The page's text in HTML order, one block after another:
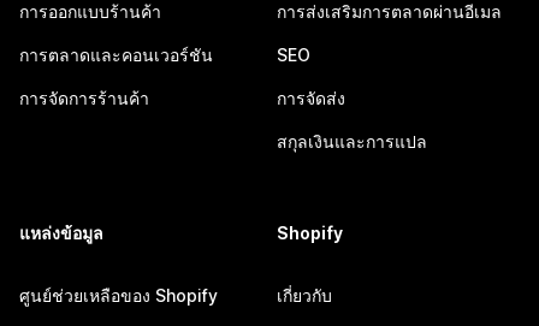
การออกแบบร้านค้า
การตลาดและคอนเวอร์ชัน
การจัดการร้านค้า
การส่งเสริมการตลาดผ่านอีเมล
SEO
การจัดส่ง
สกุลเงินและการแปล
แหล่งข้อมูล
ศูนย์ช่วยเหลือของ Shopify
Shopify
เกี่ยวกับ